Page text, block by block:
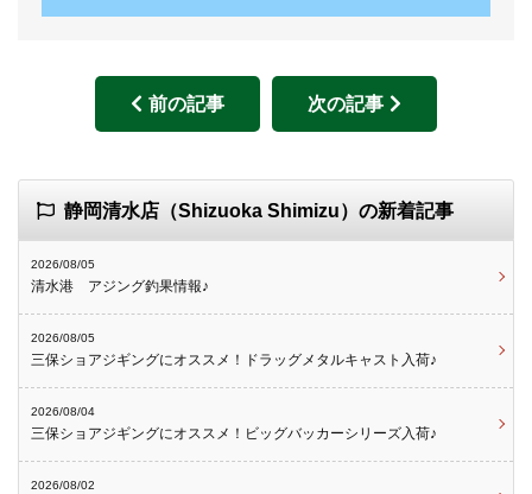
前の記事 次の記事
静岡清水店（Shizuoka Shimizu）の新着記事
2026/08/05
清水港 アジング釣果情報♪
2026/08/05
三保ショアジギングにオススメ！ドラッグメタルキャスト入荷♪
2026/08/04
三保ショアジギングにオススメ！ビッグバッカーシリーズ入荷♪
2026/08/02